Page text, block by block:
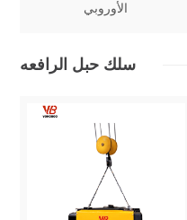
الأوروبي
سلك حبل الرافعه